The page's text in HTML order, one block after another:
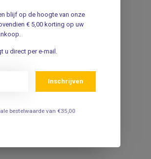
blijf op de hoogte van onze
€ 5,00 korting op uw
u direct per e-mail.
Inschrijven
bestelwaarde van €35,00